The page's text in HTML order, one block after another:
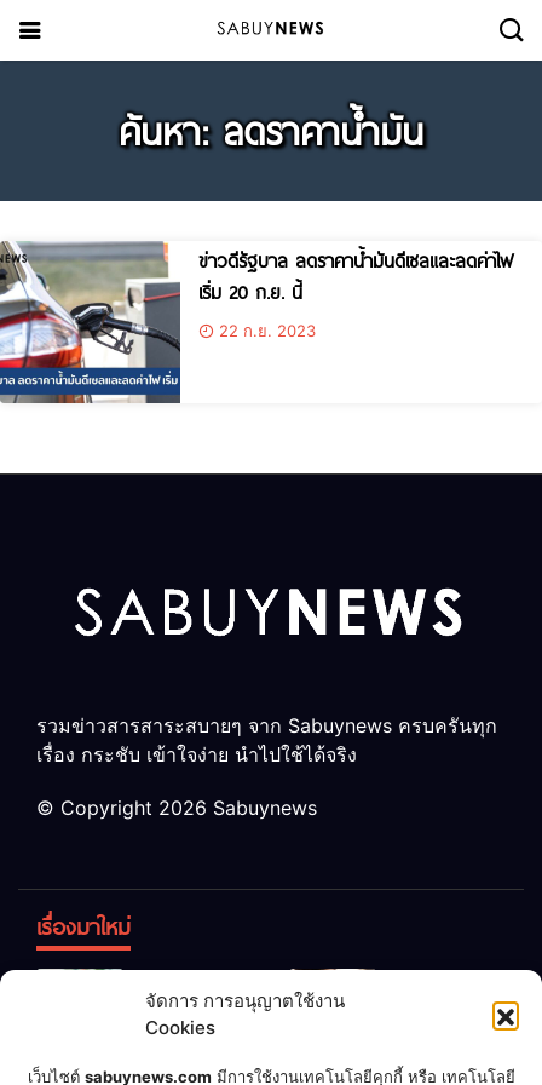
จัดการ การอนุญาตใช้งาน
Cookies
เว็บไซต์ sabuynews.com มีการใช้งานเทคโนโลยีคุกกี้ หรือ เทคโนโลยี
ค้นหา: ลดราคาน้ำมัน
ข่าวดีรัฐบาล ลดราคาน้ำมันดีเซลและลดค่าไฟ
เริ่ม 20 ก.ย. นี้
22 ก.ย. 2023
รวมข่าวสารสาระสบายๆ จาก Sabuynews ครบครันทุก
เรื่อง กระชับ เข้าใจง่าย นำไปใช้ได้จริง
© Copyright 2026 Sabuynews
เรื่องมาใหม่
ทิ้ง! เปลี่ยน
เป็น “ปุ๋ย
จุลินทรีย์”
หญิง 12 ขวบ
แต่งงานกับ
เชื่อพ่อแล้ว เจ้าของคาร์